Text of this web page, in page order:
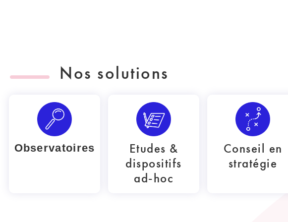
Nos solutions
Observatoires
Etudes &
dispositifs
ad-hoc
Conseil en
stratégie